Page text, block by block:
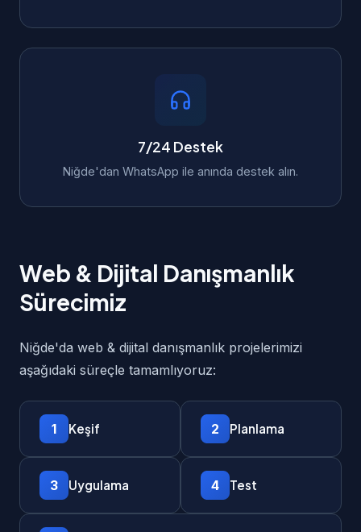
7/24 Destek
Niğde'dan WhatsApp ile anında destek alın.
Web & Dijital Danışmanlık
Sürecimiz
Niğde'da web & dijital danışmanlık projelerimizi
aşağıdaki süreçle tamamlıyoruz:
1 Keşif 2 Planlama
3 Uygulama 4 Test